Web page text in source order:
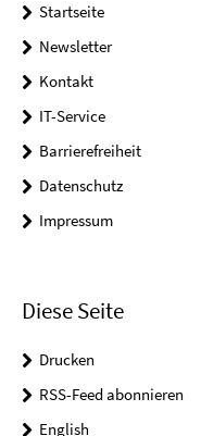
Startseite
Newsletter
Kontakt
IT-Service
Barrierefreiheit
Datenschutz
Impressum
Diese Seite
Drucken
RSS-Feed abonnieren
English